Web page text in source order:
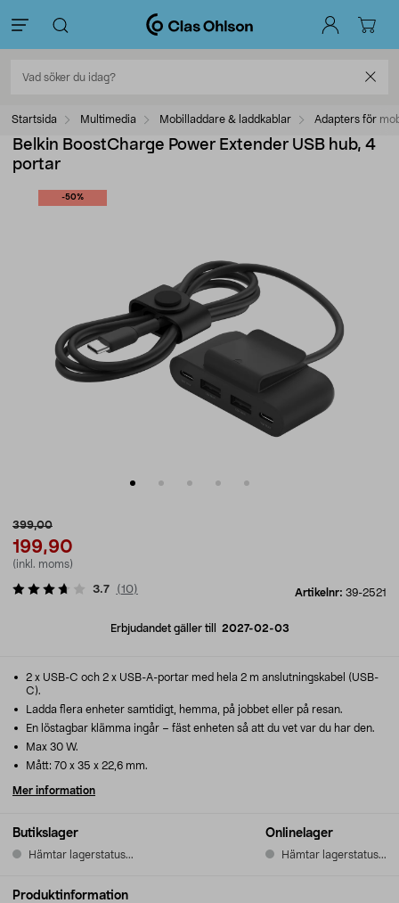
Startsida Multimedia Mobilladdare & laddkablar Adapters för
Belkin BoostCharge Power Extender USB hub, 4
portar
-50%
399,00
199,90
(inkl. moms)
Artikelnr: 39-2521
3.7 (10)
Erbjudandet gäller till 2027-02-03
Butikslager
Hämtar lagerstatus...
Onlinelager
Hämtar lagerstatus...
2 x USB-C och 2 x USB-A-portar med hela 2 m anslutningskabel (USB-
C).
Ladda flera enheter samtidigt, hemma, på jobbet eller på resan.
En löstagbar klämma ingår – fäst enheten så att du vet var du har den.
Max 30 W.
Mått: 70 x 35 x 22,6 mm.
Mer information
Produktinformation